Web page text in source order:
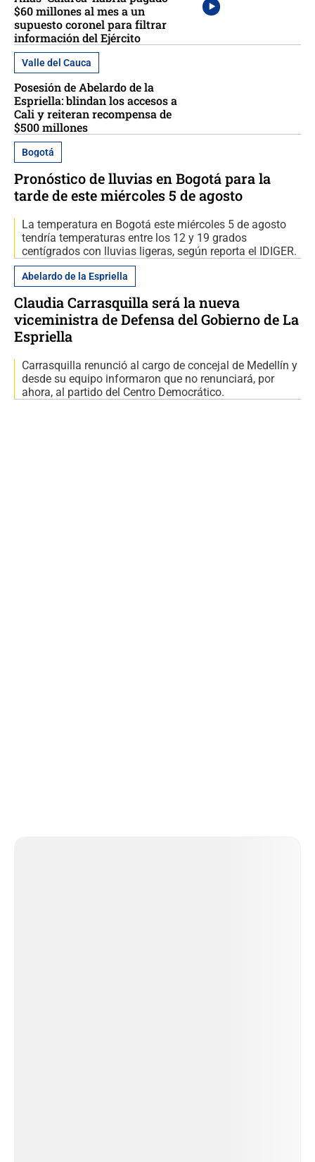
$60 millones al mes a un
supuesto coronel para filtrar
información del Ejército
Valle del Cauca
Posesión de Abelardo de la
Espriella: blindan los accesos a
Cali y reiteran recompensa de
$500 millones
Bogotá
Pronóstico de lluvias en Bogotá para la
tarde de este miércoles 5 de agosto
La temperatura en Bogotá este miércoles 5 de agosto
tendría temperaturas entre los 12 y 19 grados
centígrados con lluvias ligeras, según reporta el IDIGER.
Abelardo de la Espriella
Claudia Carrasquilla será la nueva
viceministra de Defensa del Gobierno de La
Espriella
Carrasquilla renunció al cargo de concejal de Medellín y
desde su equipo informaron que no renunciará, por
ahora, al partido del Centro Democrático.